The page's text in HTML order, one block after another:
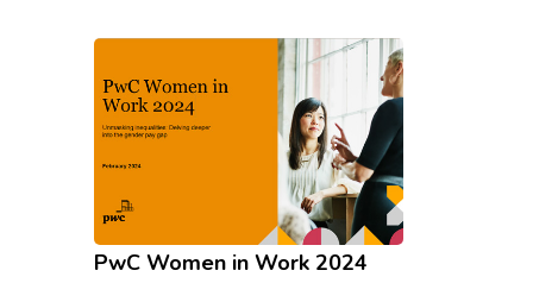
PwC Women in Work 2024